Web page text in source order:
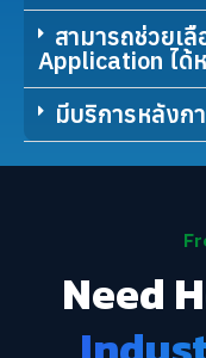
สามารถช่วยเลื
Application ได้
มีบริการหลังก
Need